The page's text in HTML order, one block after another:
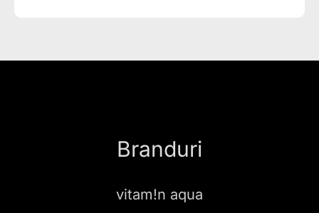
Branduri
vitam!n aqua